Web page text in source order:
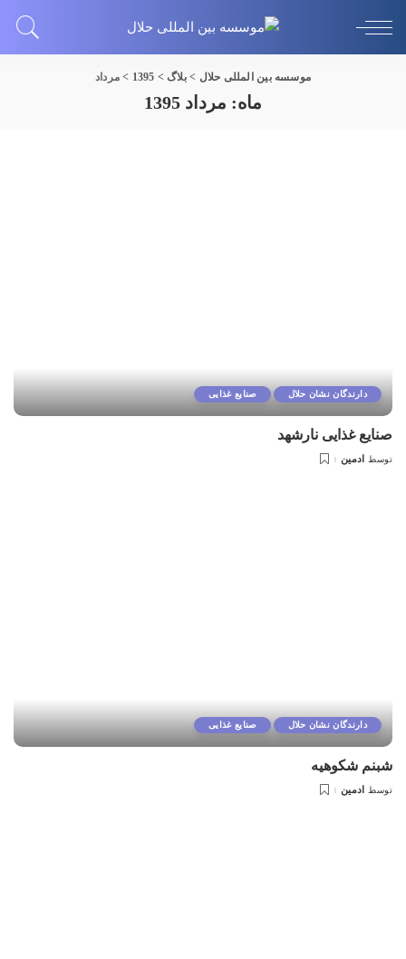
موسسه بین المللی حلال >بلاگ>
1395
>مرداد
ماه: مرداد 1395
دارندگان نشان حلال صنایع غذایی
صنایع غذایی نارشهد
توسط ادمین
دارندگان نشان حلال صنایع غذایی
شبنم شکوهیه
توسط ادمین